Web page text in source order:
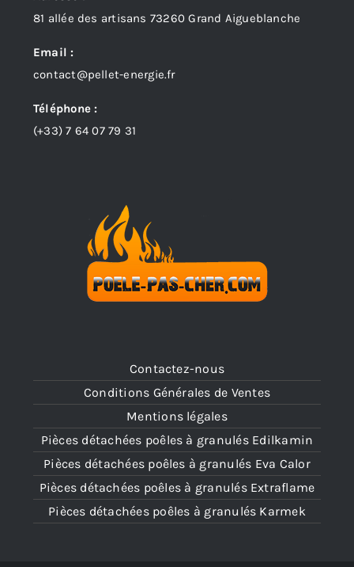
Contactez-nous
Conditions Générales de Ventes
Mentions légales
Pièces détachées poêles à granulés Edilkamin
Pièces détachées poêles à granulés Eva Calor
Pièces détachées poêles à granulés Extraflame
Pièces détachées poêles à granulés Karmek
81 allée des artisans 73260 Grand Aigueblanche
Email :
contact@pellet-energie.fr
Téléphone :
(+33)7 64 07 79 31